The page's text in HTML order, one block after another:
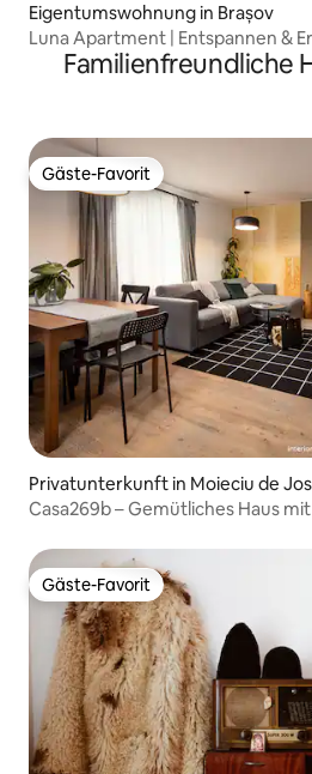
Eigentumswohnung in Brașov
Luna Apartment | Entspannen &
Parkplätze
Familienfreundliche
Gäste-Favorit
Gäste-Favorit
Privatunterkunft in Moieciu de Jos
Casa269b – Gemütliches Haus
Gäste-Favorit
Gäste-Favorit